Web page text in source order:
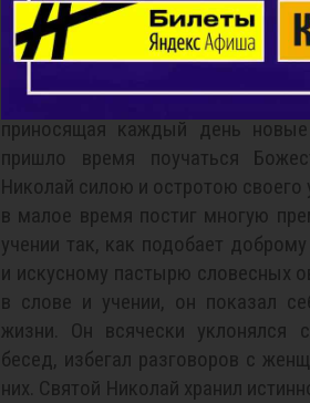
строгом посте. Возрастая с
совершенствуясь в
благочестивых родителей. И
принимающая в себя и
приносящая каждый день
пришло время поучаться
Николай силою и остротою
в малое время постиг многую
учении так, как подобает
и искусному пастырю словесных
в слове и учении, он показал
жизни. Он всячески уклонялся
бесед, избегал разговоров с
них. Святой Николай хранил